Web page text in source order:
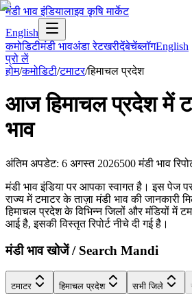
मंडी भाव इंडियालाइव कृषि मार्केट
English
कमोडिटीमंडी भावअंडा रेटखरीदेंबेचेंब्लॉगEnglish
प्रो लें
होम/कमोडिटी/टमाटर/हिमाचल प्रदेश
आजहिमाचल प्रदेशमें
भाव
अंतिम अपडेट: 6 अगस्त 2026500 मंडी भाव
मंडी भाव इंडिया पर आपका स्वागत है। इस पेज
राज्य में टमाटर के ताज़ा मंडी भाव की जानकारी
हिमाचल प्रदेश के विभिन्न जिलों और मंडियों में
आई है, इसकी विस्तृत रिपोर्ट नीचे दी गई है।
मंडी भाव खोजें / Search Mandi
टमाटर हिमाचल प्रदेश सभी जिले